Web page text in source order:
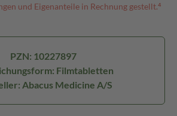
und Eigenanteile in Rechnung gestellt.⁴
PZN: 10227897
Filmtabletten
Abacus Medicine A/S